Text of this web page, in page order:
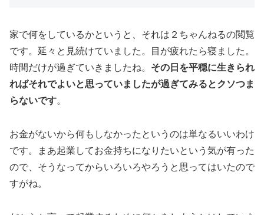
家で何をしているかというと、それは２ちゃんねるの閲覧
です。延々と見続けていました。目が疲れたら寝ました。
時間だけが過ぎていきましたね。 その日を平穏に生きられ
ればそれでよいと思っていましたが過ぎてみるとクソつま
らないです。
お金がないから何もしなかったというのは単なるいいわけ
です。まあ起業してお金持ちになりたいという気が有った
ので、そうなってからいろいろやろうと思ってはいたので
すがね。